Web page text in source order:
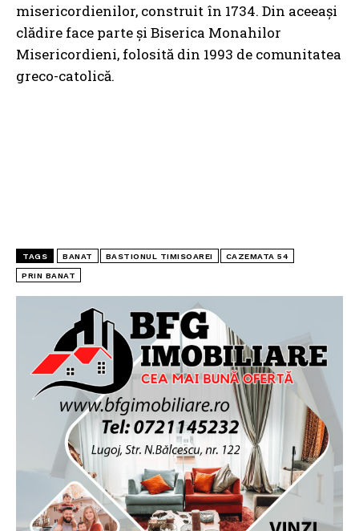
misericordienilor, construit în 1734. Din aceeași
clădire face parte și Biserica Monahilor
Misericordieni, folosită din 1993 de comunitatea
greco-catolică.
TAGS BANAT BASTIONUL TIMISOAREI CAZEMATA 54
PRIN BANAT